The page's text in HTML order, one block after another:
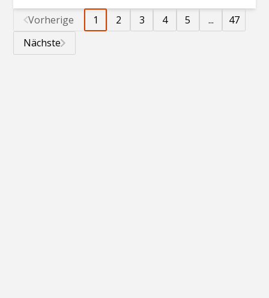
Vorherige 1 2 3 4 5 ...
47
Nächste